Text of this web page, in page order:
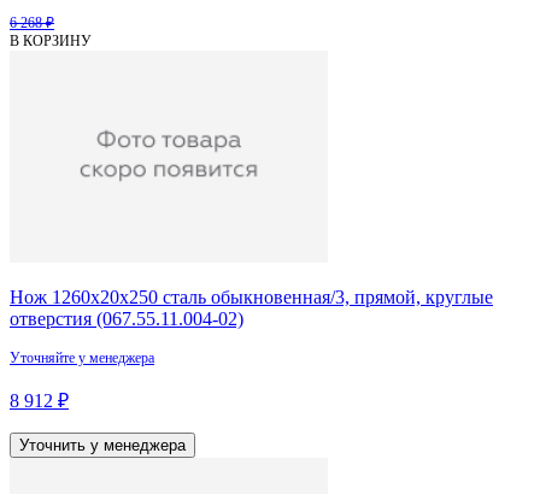
6 268 ₽
В КОРЗИНУ
Нож 1260х20х250 сталь обыкновенная/3, прямой, круглые
отверстия (067.55.11.004-02)
Уточняйте у менеджера
8 912 ₽
Уточнить у менеджера